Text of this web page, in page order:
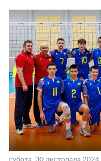
субота, 30 листопада 2024